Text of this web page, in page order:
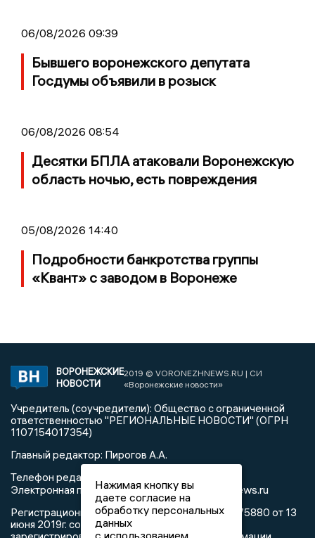
06/08/2026 09:39
Бывшего воронежского депутата
Госдумы объявили в розыск
06/08/2026 08:54
Десятки БПЛА атаковали Воронежскую
область ночью, есть повреждения
05/08/2026 14:40
Подробности банкротства группы
«Квант» с заводом в Воронеже
ВОРОНЕЖСКИЕ
НОВОСТИ
2019 © VORONEZHNEWS.RU | СИ
«Воронежские новости»
Учредитель (соучредители): Общество с ограниченной
ответственностью "РЕГИОНАЛЬНЫЕ НОВОСТИ" (ОГРН
1107154017354)
Главный редактор: Пирогов А.А.
Телефон редакции: +7 (473) 262 77 92
Электронная почта редакции:info@voronezhnews.ru
Регистрационный номер: серия Эл № ФС 77 - 75880 от 13
июня 2019г. согласно выписке из реестра
Нажимая кнопку вы
даете согласие на
обработку персональных
данных
с использованием